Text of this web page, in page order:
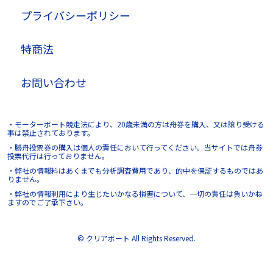
プライバシーポリシー
特商法
お問い合わせ
・モーターボート競走法により、20歳未満の方は舟券を購入、又は譲り受ける
事は禁止されております。
・勝舟投票券の購入は個人の責任において行ってください。当サイトでは舟券
投票代行は行っておりません。
・弊社の情報料はあくまでも分析調査費用であり、的中を保証するものではあ
りません。
・弊社の情報利用により生じたいかなる損害について、一切の責任は負いかね
ますのでご了承下さい。
© クリアボート All Rights Reserved.